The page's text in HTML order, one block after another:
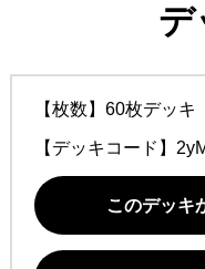
デ
【枚数】60枚デッキ
【デッキコード】
このデッキ